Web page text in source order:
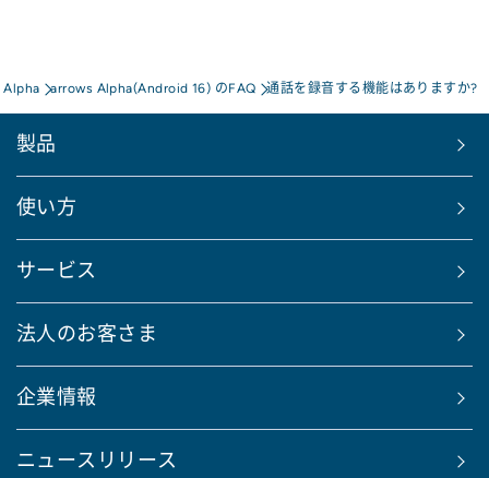
Alpha arrows Alpha(Android 16) のFAQ 通話を録音する機能はありますか?
製品
使い方
サービス
法人のお客さま
企業情報
ニュースリリース